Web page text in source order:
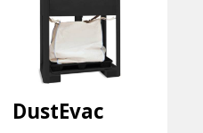
DustEvac